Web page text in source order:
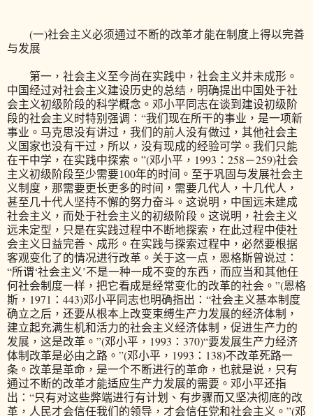
(一)社会主义必须通过不断的改革才能在制度上得以完善
与发展
第一，社会主义至今尚在实践中，社会主义并未成形。
中国经过对社会主义建设历史的总结，明确提出中国处于社
会主义初级阶段的科学概念。邓小平同志在谈到建设初级阶
段的社会主义时特别强调：“我们现在所干的事业，是一项新
事业。马克思没有讲过，我们的前人没有做过，其他社会主
义国家也没有干过，所以，没有现成的经验可学。我们只能
在干中学，在实践中探索。”(邓小平，1993：258－259)社会
主义初级阶段至少需要100年的时间。至于巩固与发展社会主
义制度，那需要更长更多的时间，需要几代人，十几代人，
甚至几十代人坚持不懈的努力奋斗。这说明，中国远未建成
社会主义，而处于社会主义的初级阶段。这说明，社会主义
远未定型，只是在实践过程中不断地探索，在此过程中使社
会主义日益完善、成形。在实践与探索过程中，必然要根据
客观变化了的情况进行改革。关于这一点，恩格斯曾说过：
“所谓‘社会主义’不是一种一成不变的东西，而应当和其他任
何社会制度一样，把它看成是经常变化的改革的社会。”(恩格
斯，1971：443)邓小平同志也明确指出：“社会主义基本制度
确立之后，还要从根本上改变束缚生产力发展的经济体制，
建立起充满生机和活力的社会主义经济体制，促进生产力的
发展，这是改革。”(邓小平，1993：370)“要发展生产力经济
体制改革是必由之路。”(邓小平，1993：138)不改革死路一
条。改革是革命，是一个不断进行的革命，也就是说，只有
通过不断的改革才能适应生产力发展的需要。邓小平还指
出：“只有对这些弊端进行有计划、有步骤而又坚决彻底的改
革，人民才会信任我们的领导，才会信任党和社会主义。”(邓